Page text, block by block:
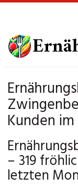
main
content
Kunden
– 319
letzten